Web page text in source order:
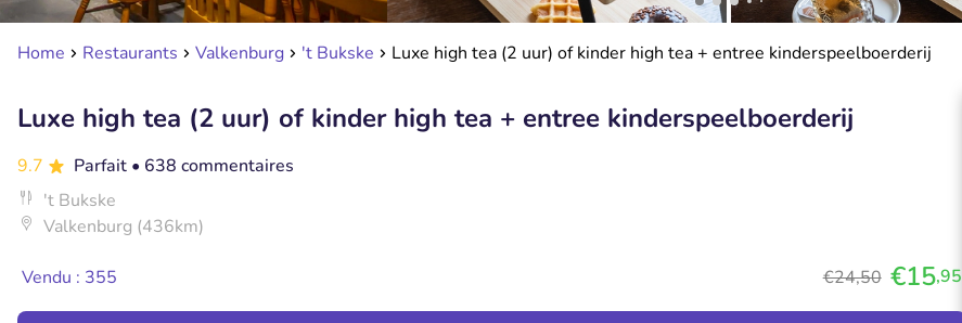
Home Restaurants Valkenburg 't Bukske Luxe high tea (2 uur) of kinder high tea + entree kinderspeelboerderij
Luxe high tea (2 uur) of kinder high tea + entree kinderspeelboerderij
9.7 Parfait • 638 commentaires
't Bukske
Valkenburg (436km)
Vendu : 355 €24,50 €15,95